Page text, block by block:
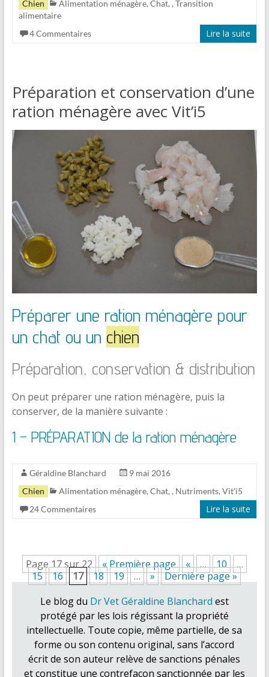
Alimentation ménagère, Chat,
Chien , Transition
alimentaire
4 Commentaires
Lire la suite
Préparation et conservation d’une
ration ménagère avec Vit’i5
Préparer une ration ménagère pour
un chat ou un chien
Préparation, conservation & distribution
On peut préparer une ration ménagère, puis la
conserver, de la manière suivante :
1 – PRÉPARATION de la ration ménagère
Géraldine Blanchard
9 mai 2016
Alimentation ménagère, Chat,
Chien , Nutriments, Vit'i5
24 Commentaires
Lire la suite
Page 17 sur 22 « Première page « … 10
…
15
16 17 18 19 … »
Dernière page »
Le blog du Dr Vet Géraldine Blanchard est
protégé par les lois régissant la propriété
intellectuelle. Toute copie, même partielle, de sa
forme ou son contenu original, sans l’accord
écrit de son auteur relève de sanctions pénales
et constitue une contrefaçon sanctionnée par les